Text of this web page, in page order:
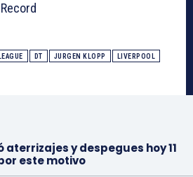
DT JURGEN KLOPP LIVERPOOL
aterrizajes y despegues hoy 11
este motivo